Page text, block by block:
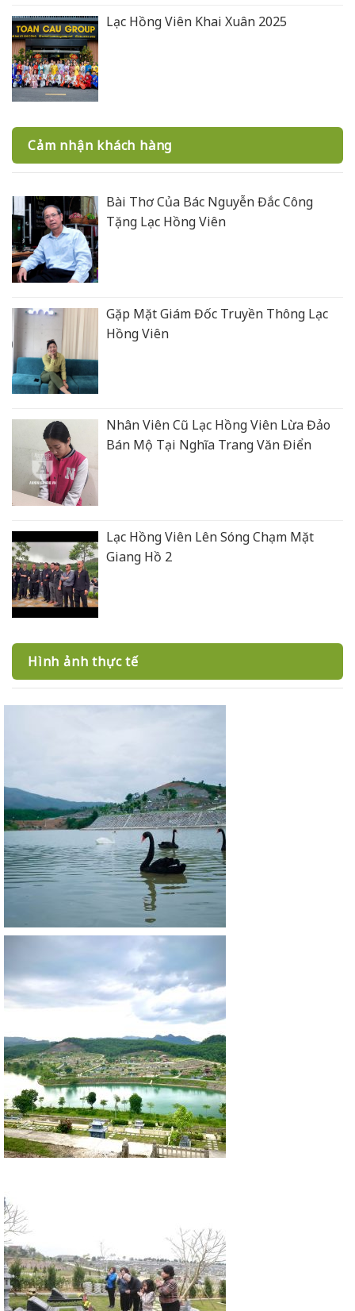
Lạc Hồng Viên Khai Xuân 2025
Cảm nhận khách hàng
Bài Thơ Của Bác Nguyễn Đắc Công
Tặng Lạc Hồng Viên
Gặp Mặt Giám Đốc Truyền Thông Lạc
Hồng Viên
Nhân Viên Cũ Lạc Hồng Viên Lừa Đảo
Bán Mộ Tại Nghĩa Trang Văn Điển
Lạc Hồng Viên Lên Sóng Chạm Mặt
Giang Hồ 2
Hình ảnh thực tế